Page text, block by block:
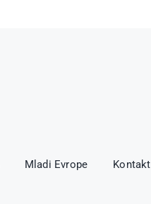
Mladi Evrope Kontakt